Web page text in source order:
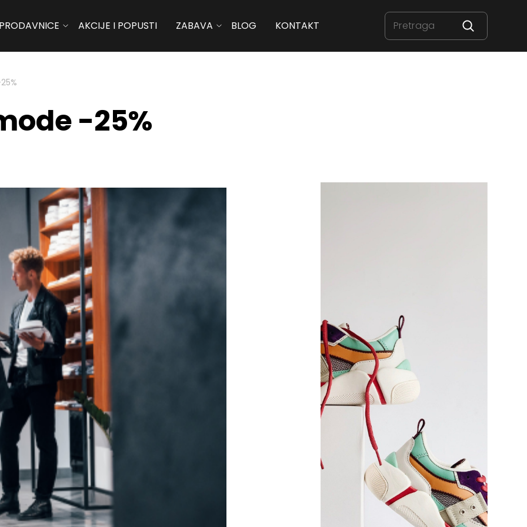
AKCIJE I POPUSTI ZABAVA BLOG KONTAKT
-25%